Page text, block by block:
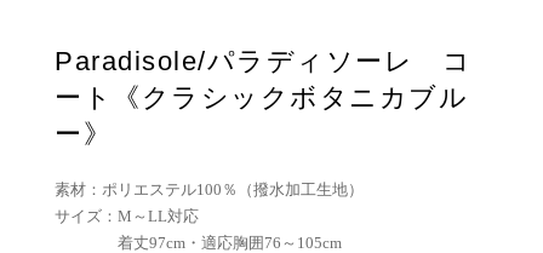
Paradisole/パラディソーレ コ
ート《クラシックボタニカブル
ー》
素材：ポリエステル100％（撥水加工生地）
サイズ：M～LL対応
着丈97cm・適応胸囲76～105cm